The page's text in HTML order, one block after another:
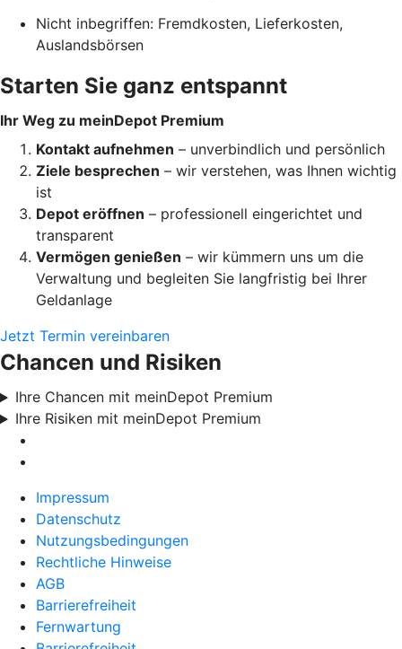
Nicht inbegriffen: Fremdkosten, Lieferkosten,
Auslandsbörsen
Starten Sie ganz entspannt
Ihr Weg zu meinDepot Premium
Kontakt aufnehmen – unverbindlich und persönlich
Ziele besprechen – wir verstehen, was Ihnen wichtig
ist
Depot eröffnen – professionell eingerichtet und
transparent
Vermögen genießen – wir kümmern uns um die
Verwaltung und begleiten Sie langfristig bei Ihrer
Geldanlage
Jetzt Termin vereinbaren
Chancen und Risiken
Ihre Chancen mit meinDepot Premium
Ihre Risiken mit meinDepot Premium
Impressum
Datenschutz
Nutzungsbedingungen
Rechtliche Hinweise
AGB
Barrierefreiheit
Fernwartung